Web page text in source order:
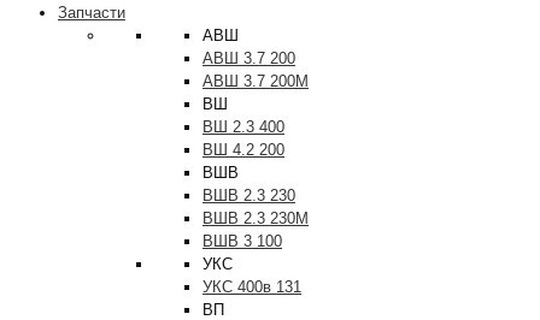
Запчасти
АВШ
АВШ 3.7 200
АВШ 3.7 200М
ВШ
ВШ 2.3 400
ВШ 4.2 200
ВШВ
ВШВ 2.3 230
ВШВ 2.3 230М
ВШВ 3 100
УКС
УКС 400в 131
ВП